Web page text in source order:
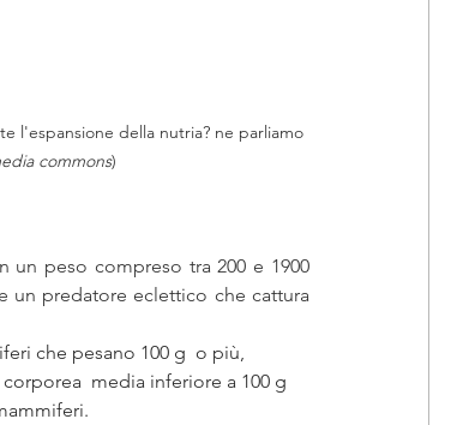
l'espansione della nutria? ne parliamo
commons)
peso compreso tra 200 e 1900
un predatore eclettico che cattura
che pesano 100 g  o più,
media inferiore a 100 g